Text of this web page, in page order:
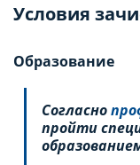
Условия
Образование
Согласно
пройти